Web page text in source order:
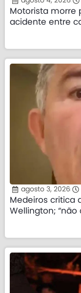
Motorista morre
acidente entre
agosto 3, 2026
Medeiros critica
Wellington; “não